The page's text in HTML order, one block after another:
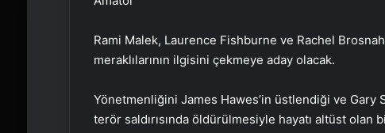
Rami Malek, Laurence Fishburne ve Rachel
meraklılarının ilgisini çekmeye aday olacak.
Yönetmenliğini James Hawes’in üstlendiği ve Gary
terör saldırısında öldürülmesiyle hayatı altüst olan